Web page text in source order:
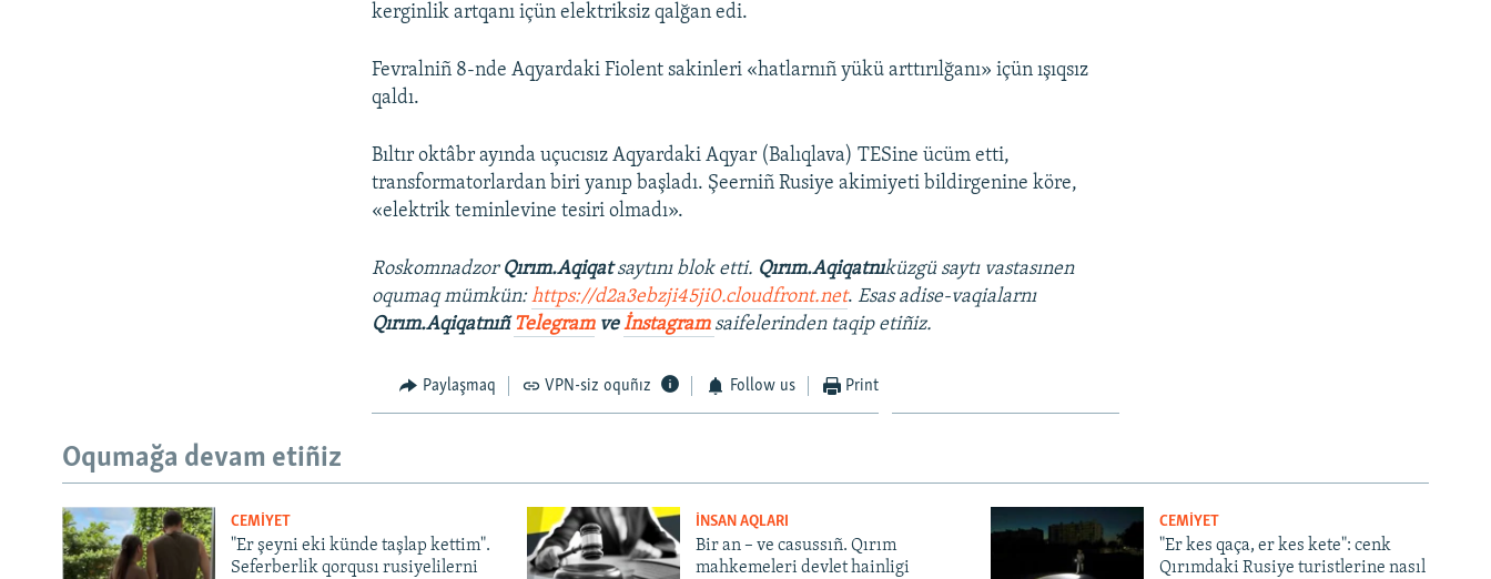
kerginlik artqanı içün elektriksiz qalğan edi.
Fevralniñ 8-nde Aqyardaki Fiolent sakinleri «hatlarnıñ yükü arttırılğanı» içün ışıqsız
qaldı.
Bıltır oktâbr ayında uçucısız Aqyardaki Aqyar (Balıqlava) TESine ücüm etti,
transformatorlardan biri yanıp başladı. Şeerniñ Rusiye akimiyeti bildirgenine köre,
«elektrik teminlevine tesiri olmadı».
Roskomnadzor Qırım.Aqiqatsaytını blok etti. Qırım.Aqiqatnıküzgü saytı vastasınen
oqumaq mümkün:https://d2a3ebzji45ji0.cloudfront.net.Esas adise-vaqialarnı
Qırım.AqiqatnıñTelegramveİnstagram saifelerinden taqip etiñiz.
Paylaşmaq VPN-siz oquñız Follow us Print
Oqumağa devam etiñiz
CEMİYET
"Er şeyni eki künde taşlap kettim".
Seferberlik qorqusı rusiyelilerni
İNSAN AQLARI
Bir an – ve casussıñ. Qırım
mahkemeleri devlet hainligi
CEMİYET
"Er kes qaça, er kes kete": cenk
Qırımdaki Rusiye turistlerine nasıl